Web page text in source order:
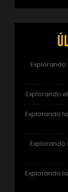
Explorando
Explorando
Explorando